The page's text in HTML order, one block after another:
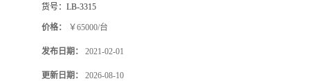
货号： LB-3315
价格： ￥65000/台
发布日期： 2021-02-01
更新日期： 2026-08-10